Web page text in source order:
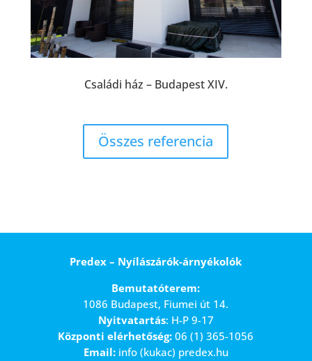
Családi ház – Budapest XIV.
Összes referencia
Predex – Nyílászárók-árnyékolók
Bemutatóterem:
1086 Budapest, Fiumei út 14.
Nyitvatartás: H-P 9-17
Központi elérhetőség: 06 (1) 365-1056
Email: info (kukac) predex.hu